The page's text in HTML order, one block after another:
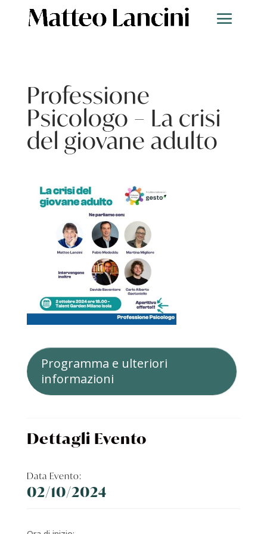
Professione
Psicologo – La crisi
del giovane adulto
Programma e ulteriori
informazioni
Dettagli Evento
Data Evento:
02/10/2024